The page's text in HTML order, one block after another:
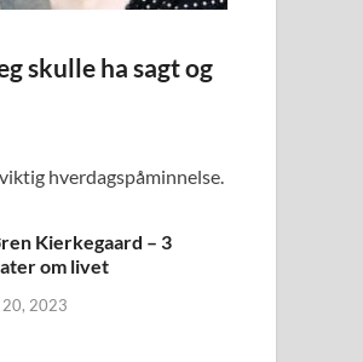
skulle ha sagt og
hverdagspåminnelse.
Kierkegaard – 3
om livet
20, 2023